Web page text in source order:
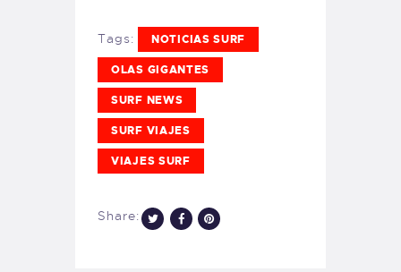
Tags: NOTICIAS SURF
OLAS GIGANTES
SURF NEWS
SURF VIAJES
VIAJES SURF
Share: